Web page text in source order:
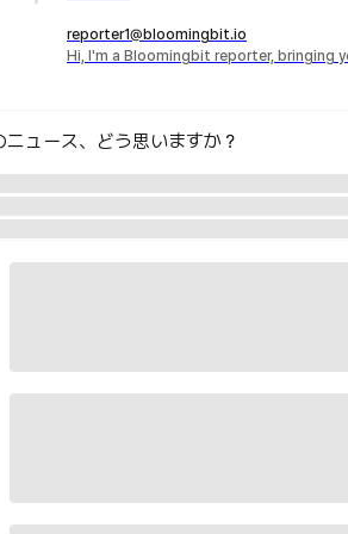
reporter1@bloomingbit.io
Hi, I'm a Bloomingbit reporter, bringing
ニュース、どう思いますか？